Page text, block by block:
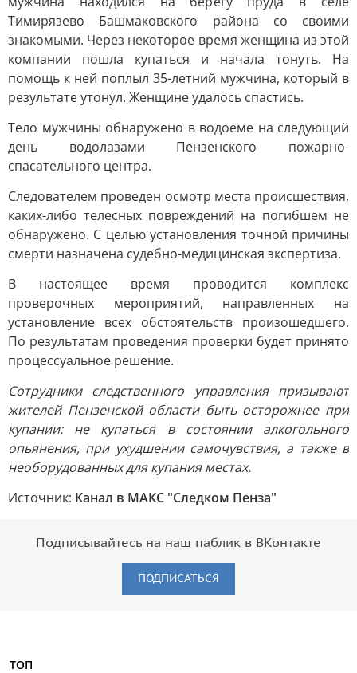
Тимирязево Башмаковского района со своими
знакомыми. Через некоторое время женщина из этой
компании пошла купаться и начала тонуть. На
помощь к ней поплыл 35-летний мужчина, который в
результате утонул. Женщине удалось спастись.
Тело мужчины обнаружено в водоеме на следующий
день водолазами Пензенского пожарно-
спасательного центра.
Следователем проведен осмотр места происшествия,
каких-либо телесных повреждений на погибшем не
обнаружено. С целью установления точной причины
смерти назначена судебно-медицинская экспертиза.
В настоящее время проводится комплекс
проверочных мероприятий, направленных на
установление всех обстоятельств произошедшего.
По результатам проведения проверки будет принято
процессуальное решение.
Сотрудники следственного управления призывают
жителей Пензенской области быть осторожнее при
купании: не купаться в состоянии алкогольного
опьянения, при ухудшении самочувствия, а также в
необорудованных для купания местах.
Источник: Канал в МАКС "Следком Пенза"
Подписывайтесь на наш паблик в ВКонтакте
ПОДПИСАТЬСЯ
ТОП